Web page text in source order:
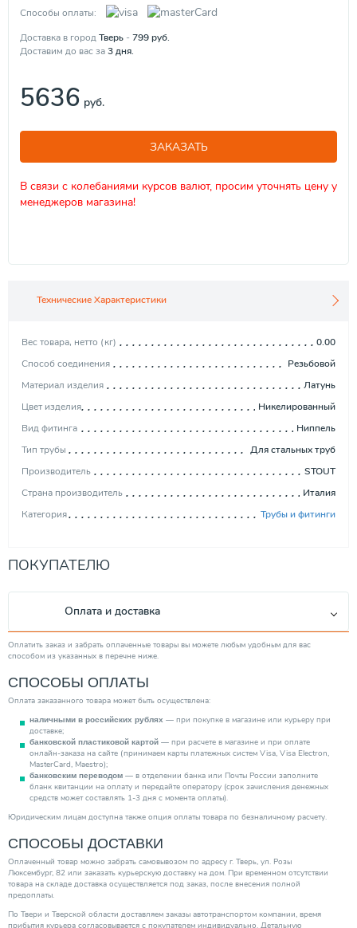
Способы оплаты:
Доставка в городТверь - 799руб.
Доставим до вас за3дня.
5636 руб.
ЗАКАЗАТЬ
В связи с колебаниями курсов валют, просим уточнять цену у
менеджеров магазина!
Технические Характеристики
Вес товара, нетто (кг)
0.00
Способ соединения
Резьбовой
Материал изделия
Латунь
Цвет изделия
Никелированный
Вид фитинга
Ниппель
Тип трубы
Для стальных труб
Производитель
STOUT
Страна производитель
Италия
Категория
Трубы и фитинги
ПОКУПАТЕЛЮ
Оплата и доставка
Оплатить заказ и забрать оплаченные товары вы можете любым удобным для вас
способом из указанных в перечне ниже.
СПОСОБЫ ОПЛАТЫ
Оплата заказанного товара может быть осуществлена:
наличными в российских рублях — при покупке в магазине или курьеру при
доставке;
банковской пластиковой картой — при расчете в магазине и при оплате
онлайн-заказа на сайте (принимаем карты платежных систем Visa, Visa Electron,
MasterCard, Maestro);
банковским переводом — в отделении банка или Почты России заполните
бланк квитанции на оплату и передайте оператору (срок зачисления денежных
средств может составлять 1-3 дня с момента оплаты).
Юридическим лицам доступна также опция оплаты товара по безналичному расчету.
СПОСОБЫ ДОСТАВКИ
Оплаченный товар можно забрать самовывозом по адресу г. Тверь, ул. Розы
Люксембург, 82 или заказать курьерскую доставку на дом. При временном отсутствии
товара на складе доставка осуществляется под заказ, после внесения полной
предоплаты.
По Твери и Тверской области доставляем заказы автотранспортом компании, время
прибытия курьера согласовывается с покупателем индивидуально. Детальную